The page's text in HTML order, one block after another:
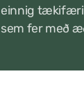
einnig tækifæri
sem fer með